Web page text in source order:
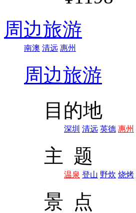
周边旅游
南澳 清远 惠州
周边旅游
目的地
深圳 清远 英德 惠州
主 题
温泉 登山 野炊 烧烤
景 点